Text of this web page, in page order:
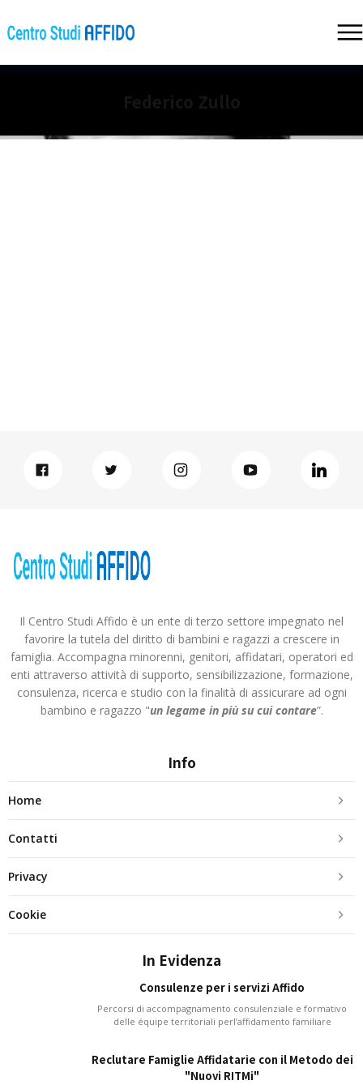
Il Centro Studi Affido è un ente di terzo settore impegnato nel
favorire la tutela del diritto di bambini e ragazzi a crescere in
famiglia. Accompagna minorenni, genitori, affidatari, operatori ed
enti attraverso attività di supporto, sensibilizzazione, formazione,
consulenza, ricerca e studio con la finalità di assicurare ad ogni
bambino e ragazzo "un legame in più su cui contare”.
Info
Home
Contatti
Privacy
Cookie
In Evidenza
Consulenze per i servizi Affido
Percorsi di accompagnamento consulenziale e formativo
delle équipe territoriali perl’affidamento familiare
Reclutare Famiglie Affidatarie con il Metodo dei
"Nuovi RITMi"